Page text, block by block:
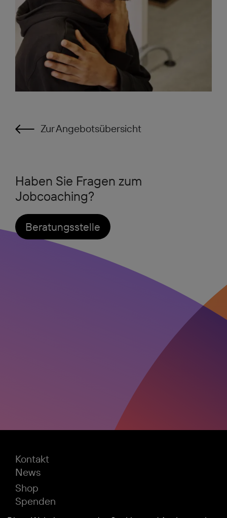
Zur Angebotsübersicht
Haben Sie Fragen zum
Jobcoaching?
Beratungsstelle
Kontakt
News
Shop
Spenden